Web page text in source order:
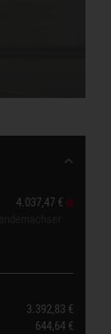
4.037,47 €
3.392,83 €
644,64 €